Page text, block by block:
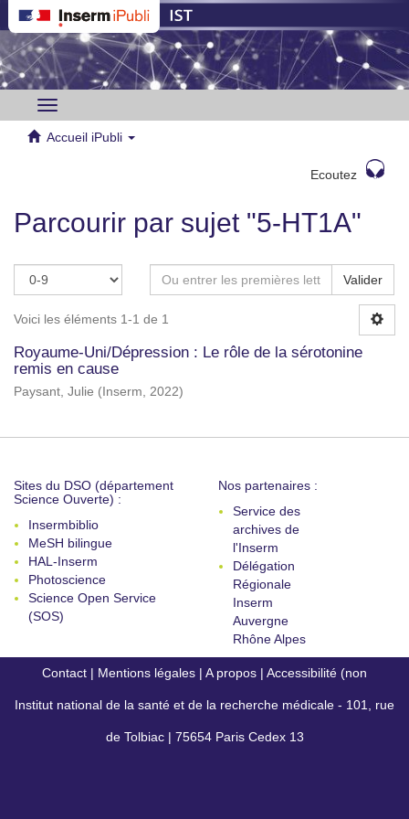
Toggle
navigation
Accueil iPubli
Ecoutez
Parcourir par sujet "5-HT1A"
Valider
Voici les éléments 1-1 de 1
Royaume-Uni/Dépression : Le rôle de la sérotonine
remis en cause
Paysant, Julie ( Inserm, 2022)
Sites du DSO (département
Science Ouverte) :
Insermbiblio
MeSH bilingue
HAL-Inserm
Photoscience
Science Open Service
(SOS)
Nos partenaires :
Service des
archives de
l'Inserm
Délégation
Régionale
Inserm
Auvergne
Rhône Alpes
Contact | Mentions légales | A propos | Accessibilité (non
conforme)
Institut national de la santé et de la recherche médicale - 101, rue
de Tolbiac | 75654 Paris Cedex 13